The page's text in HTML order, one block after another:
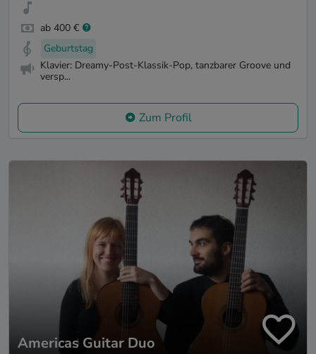
ab 400 €
Geburtstag
Klavier: Dreamy-Post-Klassik-Pop, tanzbarer Groove und
versp...
Zum Profil
Americas Guitar Duo